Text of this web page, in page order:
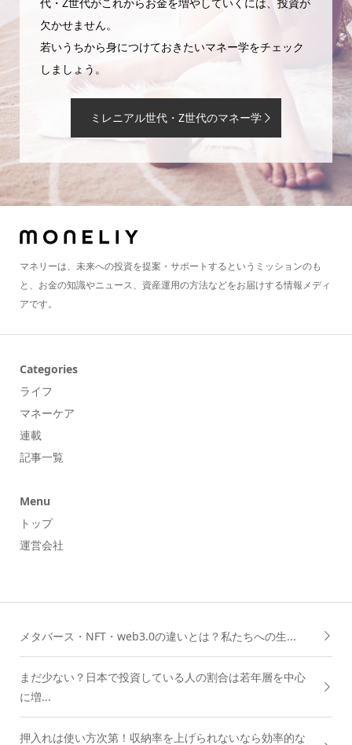
代・Z世代がこれからお金を増やしていくには、投資が
欠かせません。
若いうちから身につけておきたいマネー学をチェック
しましょう。
ミレニアル世代・Z世代のマネー学
マネリーは、未来への投資を提案・サポートするというミッションのも
と、お金の知識やニュース、資産運用の方法などをお届けする情報メディ
アです。
Categories
ライフ
マネーケア
連載
記事一覧
Menu
トップ
運営会社
メタバース・NFT・web3.0の違いとは？私たちへの生...
まだ少ない？日本で投資している人の割合は若年層を中心
に増...
押入れは使い方次第！収納率を上げられないなら効率的な